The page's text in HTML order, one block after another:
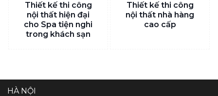
Thiết kế thi công
nội thất hiện đại
cho Spa tiện nghi
trong khách sạn
Thiết kế thi công
nội thất nhà hàng
cao cấp
HÀ NỘI